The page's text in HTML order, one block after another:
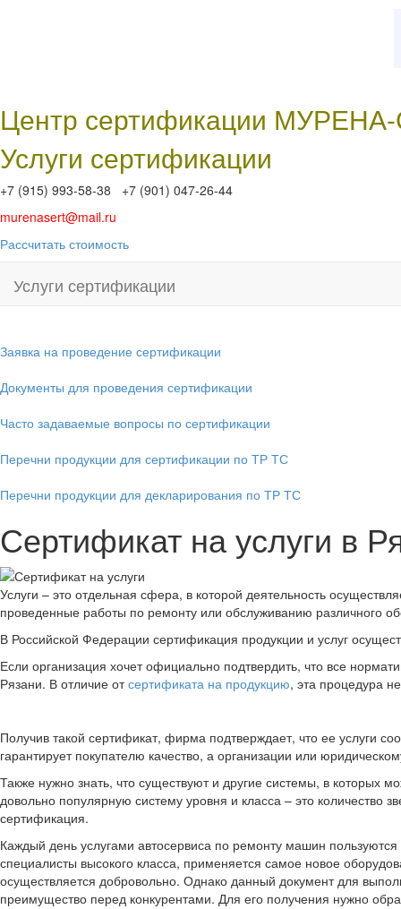
Центр сертификации
Услуги сертификации
+7 (915) 993-58-38 +7 (901) 047-26-44
murenasert@mail.ru
Рассчитать стоимость
Услуги сертификации
Заявка на проведение сертификации
Документы для проведения сертификации
Часто задаваемые вопросы по сертификации
Перечни продукции для сертификации по ТР ТС
Перечни продукции для декларирования по ТР ТС
Сертификат на услуги в
Услуги – это отдельная сфера, в которой деятельность
проведенные работы по ремонту или обслуживанию различного
В Российской Федерации сертификация продукции и услуг
Если организация хочет официально подтвердить, что все
Рязани. В отличие отсертификата на продукцию, эта процедура
Получив такой сертификат, фирма подтверждает, что ее услуги
гарантирует покупателю качество, а организации или
Также нужно знать, что существуют и другие системы, в которых
довольно популярную систему уровня и класса – это количество
сертификация.
Каждый день услугами автосервиса по ремонту машин
специалисты высокого класса, применяется самое новое
осуществляется добровольно. Однако данный документ для
преимущество перед конкурентами. Для его получения нужно